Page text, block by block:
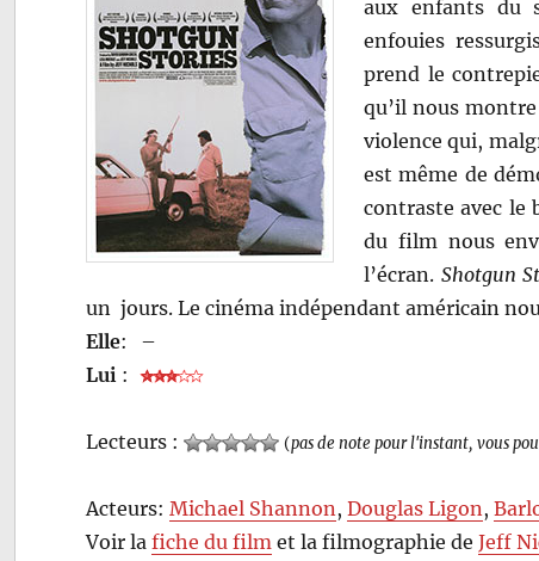
aux enfants du
enfouies
prend le
qu’il nous
violence qui,
est même de
contraste avec le
du film nous
l’écran. Shotgun
un jours. Le cinéma indépendant américain
Elle:
–
Lui :
Lecteurs : (pas de note pour l'instant, vous
Acteurs:Michael Shannon ,Douglas Ligon ,
Voir lafiche du film et la filmographie deJeff